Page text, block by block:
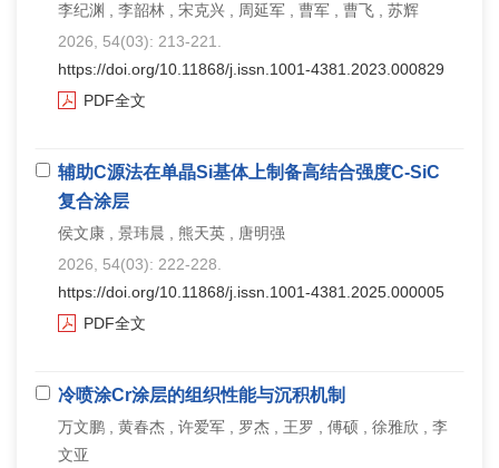
李纪渊 , 李韶林 , 宋克兴 , 周延军 , 曹军 , 曹飞 , 苏辉
2026, 54(03): 213-221.
https://doi.org/10.11868/j.issn.1001-4381.2023.000829
PDF全文
辅助C源法在单晶Si基体上制备高结合强度C-SiC
复合涂层
侯文康 , 景玮晨 , 熊天英 , 唐明强
2026, 54(03): 222-228.
https://doi.org/10.11868/j.issn.1001-4381.2025.000005
PDF全文
冷喷涂Cr涂层的组织性能与沉积机制
万文鹏 , 黄春杰 , 许爱军 , 罗杰 , 王罗 , 傅硕 , 徐雅欣 , 李
文亚